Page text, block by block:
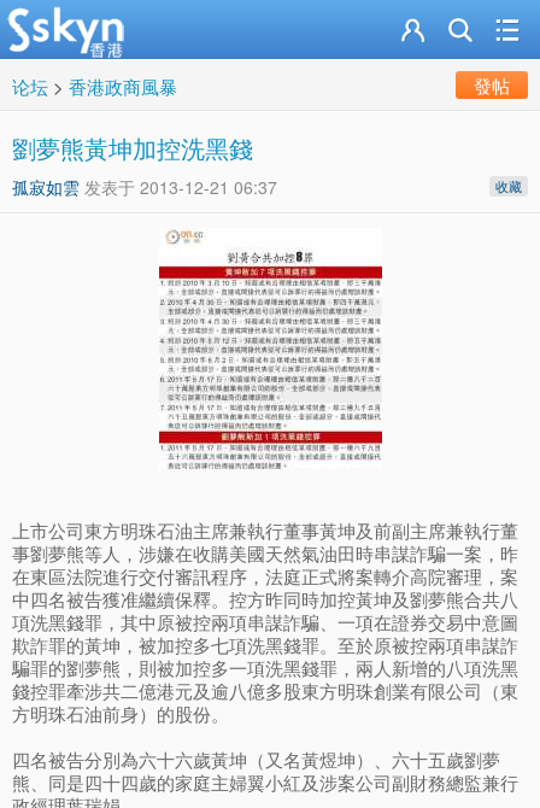
论坛 > 香港政商風暴 發帖
劉夢熊黃坤加控洗黑錢
收藏
孤寂如雲 发表于 2013-12-21 06:37
上市公司東方明珠石油主席兼執行董事黃坤及前副主席兼執行董
事劉夢熊等人，涉嫌在收購美國天然氣油田時串謀詐騙一案，昨
在東區法院進行交付審訊程序，法庭正式將案轉介高院審理，案
中四名被告獲准繼續保釋。控方昨同時加控黃坤及劉夢熊合共八
項洗黑錢罪，其中原被控兩項串謀詐騙、一項在證券交易中意圖
欺詐罪的黃坤，被加控多七項洗黑錢罪。至於原被控兩項串謀詐
騙罪的劉夢熊，則被加控多一項洗黑錢罪，兩人新增的八項洗黑
錢控罪牽涉共二億港元及逾八億多股東方明珠創業有限公司（東
方明珠石油前身）的股份。
四名被告分別為六十六歲黃坤（又名黃煜坤）、六十五歲劉夢
熊、同是四十四歲的家庭主婦翼小紅及涉案公司副財務總監兼行